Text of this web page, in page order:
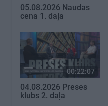
05.08.2026 Naudas
cena 1. daļa
00:22:07
04.08.2026 Preses
klubs 2. daļa